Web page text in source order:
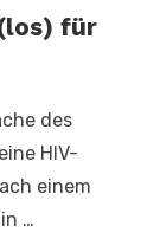
für
des
HIV-
einem
…